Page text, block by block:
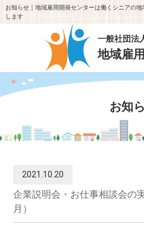
お知らせ｜地域雇用開発センターは働くシニアの
します
一般社団法
地域雇
お知
2021.10.20
企業説明会・お仕事相談会の
月）